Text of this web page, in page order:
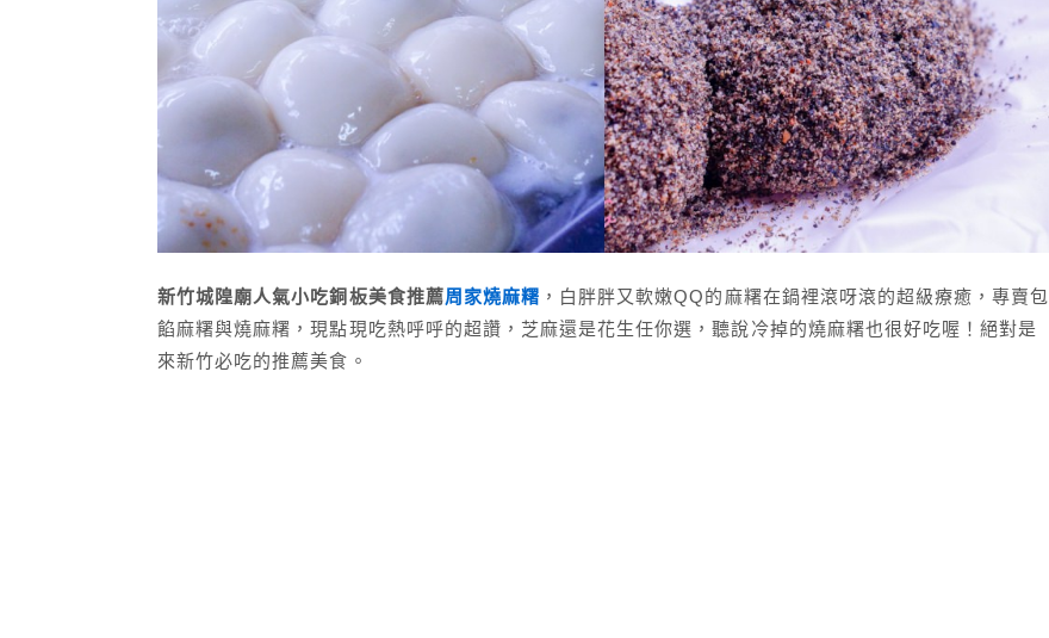
新竹城隍廟人氣小吃銅板美食推薦周家燒麻糬 ，白胖胖又軟嫩QQ的麻糬在鍋裡滾呀滾的超級療癒，專賣包
餡麻糬與燒麻糬，現點現吃熱呼呼的超讚，芝麻還是花生任你選，聽說冷掉的燒麻糬也很好吃喔！絕對是
來新竹必吃的推薦美食。